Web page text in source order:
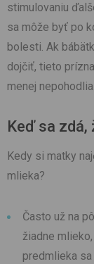
stimulovaniu
sa môže byť po
bolesti. Ak
dojčiť, tieto
menej nepohodlia.
Keď sa
Kedy si matky
mlieka?
Často už na
žiadne
predmlieka